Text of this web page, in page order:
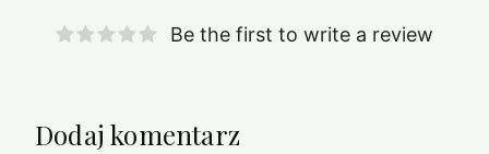
Be the first to write a review
Dodaj komentarz